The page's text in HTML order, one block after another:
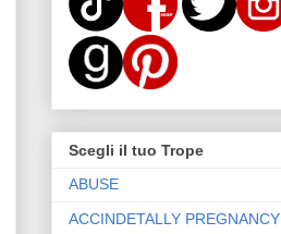
Scegli il tuo Trope
ABUSE
ACCINDETALLY PREGNANCY